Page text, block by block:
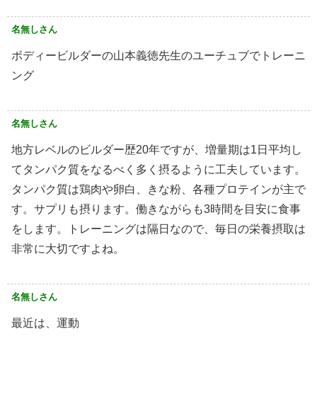
名無しさん
ボディービルダーの山本義徳先生のユーチュブでトレーニ
ング
名無しさん
地方レベルのビルダー歴20年ですが、増量期は1日平均し
てタンパク質をなるべく多く摂るように工夫しています。
タンパク質は鶏肉や卵白、きな粉、各種プロテインが主で
す。サプリも摂ります。働きながらも3時間を目安に食事
をします。トレーニングは隔日なので、毎日の栄養摂取は
非常に大切ですよね。
名無しさん
最近は、運動